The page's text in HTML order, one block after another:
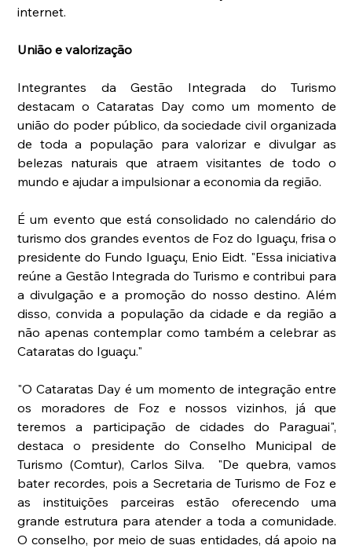
internet.
União e valorização
Integrantes da Gestão Integrada do Turismo
destacam o Cataratas Day como um momento de
união do poder público, da sociedade civil organizada
de toda a população para valorizar e divulgar as
belezas naturais que atraem visitantes de todo o
mundo e ajudar a impulsionar a economia da região.
É um evento que está consolidado no calendário do
turismo dos grandes eventos de Foz do Iguaçu, frisa o
presidente do Fundo Iguaçu, Enio Eidt. "Essa iniciativa
reúne a Gestão Integrada do Turismo e contribui para
a divulgação e a promoção do nosso destino. Além
disso, convida a população da cidade e da região a
não apenas contemplar como também a celebrar as
Cataratas do Iguaçu."
"O Cataratas Day é um momento de integração entre
os moradores de Foz e nossos vizinhos, já que
teremos a participação de cidades do Paraguai",
destaca o presidente do Conselho Municipal de
Turismo (Comtur), Carlos Silva.  "De quebra, vamos
bater recordes, pois a Secretaria de Turismo de Foz e
as instituições parceiras estão oferecendo uma
grande estrutura para atender a toda a comunidade.
O conselho, por meio de suas entidades, dá apoio na